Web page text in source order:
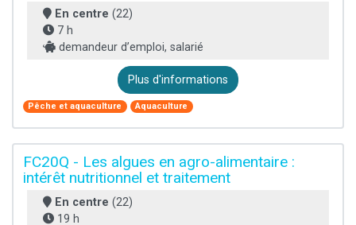
En centre (22)
7 h
demandeur d’emploi, salarié
Plus d'informations
Pêche et aquaculture Aquaculture
FC20Q - Les algues en agro-alimentaire :
intérêt nutritionnel et traitement
En centre (22)
19 h